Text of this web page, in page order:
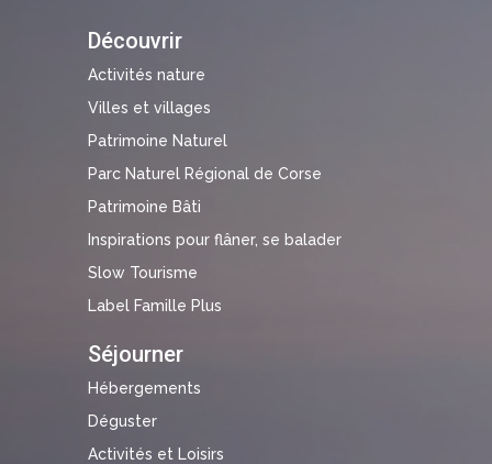
Découvrir
Activités nature
Villes et villages
Patrimoine Naturel
Parc Naturel Régional de Corse
Patrimoine Bâti
Inspirations pour flâner, se balader
Slow Tourisme
Label Famille Plus
Séjourner
Hébergements
Déguster
Activités et Loisirs